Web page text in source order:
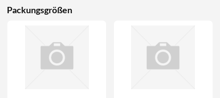
Packungsgrößen